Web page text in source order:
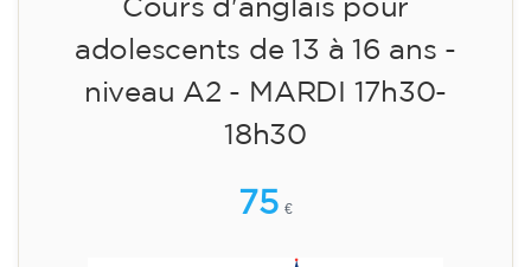
09/09/2026
17:30
🏷️ Prix par mensualité : 113 €